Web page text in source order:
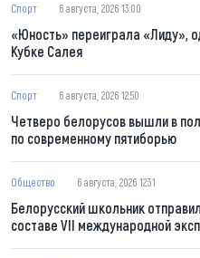
Спорт 6 августа, 2026 13:00
«Юность» переиграла «Лиду»,
Кубке Салея
Спорт 6 августа, 2026 12:50
Четверо белорусов вышли в
по современному пятиборью
Общество 6 августа, 2026 12:31
Белорусский школьник
составе VII международной